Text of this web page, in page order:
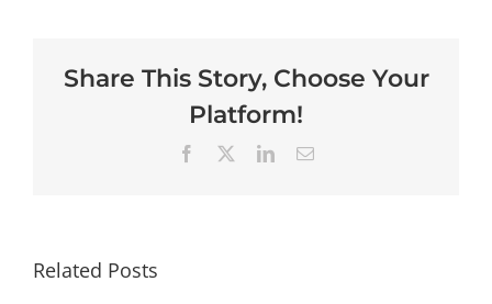
Share This Story, Choose Your
Platform!
Facebook LinkedInEmail
Related Posts